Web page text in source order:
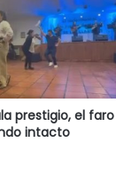
prestigio, el faro
intacto